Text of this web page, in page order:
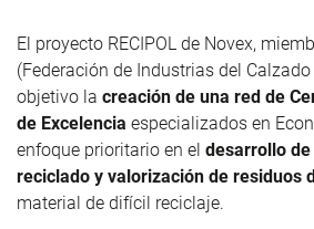
El proyecto RECIPOL de Novex,
(Federación de Industrias del
objetivo la creación de una red de
de Excelencia especializados en
enfoque prioritario en el desarrollo
reciclado y valorización de residuos
material de difícil reciclaje.